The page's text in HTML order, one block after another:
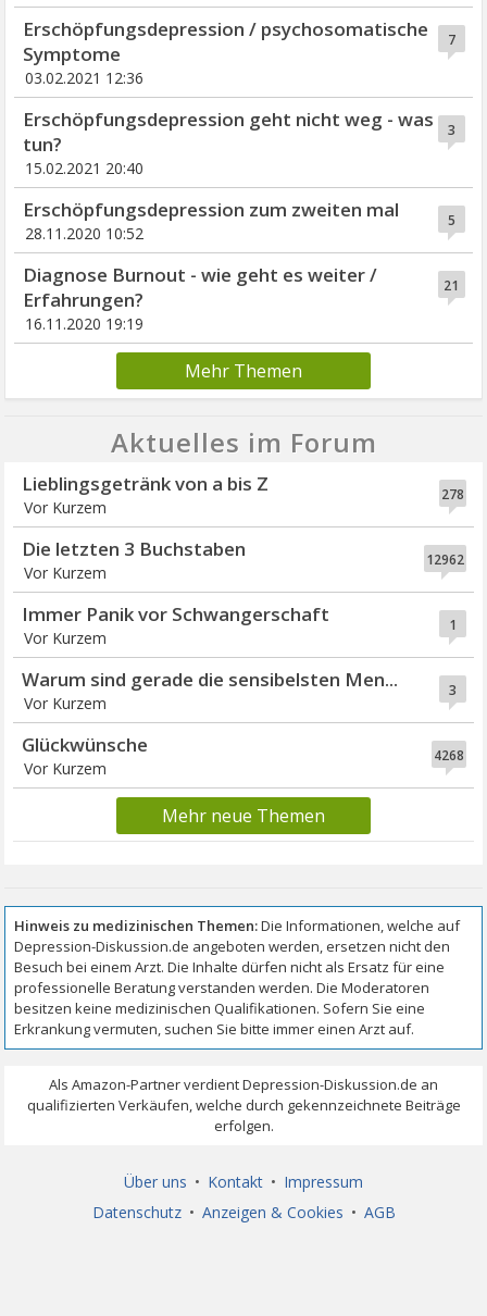
7
Erschöpfungsdepression / psychosomatische
Symptome
03.02.2021 12:36
3
Erschöpfungsdepression geht nicht weg - was
tun?
15.02.2021 20:40
5
Erschöpfungsdepression zum zweiten mal
28.11.2020 10:52
21
Diagnose Burnout - wie geht es weiter /
Erfahrungen?
16.11.2020 19:19
Mehr Themen
Aktuelles im Forum
278
Lieblingsgetränk von a bis Z
Vor Kurzem
12962
Die letzten 3 Buchstaben
Vor Kurzem
1
Immer Panik vor Schwangerschaft
Vor Kurzem
3
Warum sind gerade die sensibelsten Men...
Vor Kurzem
4268
Glückwünsche
Vor Kurzem
Mehr neue Themen
Über uns • Kontakt • Impressum
Datenschutz • Anzeigen & Cookies • AGB